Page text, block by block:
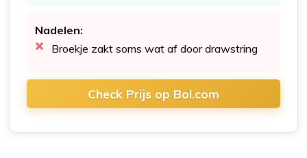
Nadelen:
Broekje zakt soms wat af door drawstring
Check Prijs op Bol.com